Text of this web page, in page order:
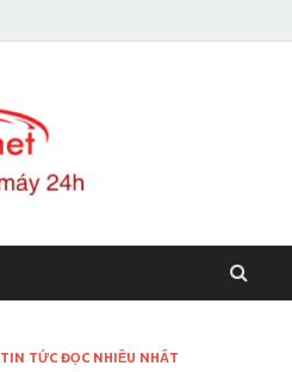
TIN TỨC ĐỌC NHIỀU NHẤT